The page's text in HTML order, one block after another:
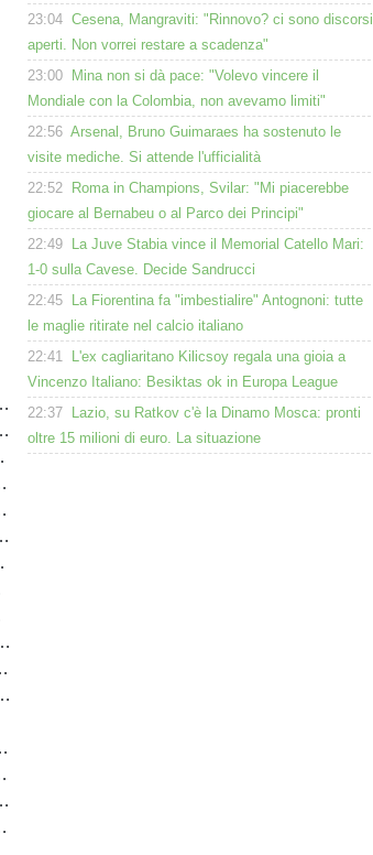
23:04 Cesena, Mangraviti: "Rinnovo? ci sono discorsi
aperti. Non vorrei restare a scadenza"
23:00
Mina non si dà pace: "Volevo vincere il
Mondiale con la Colombia, non avevamo limiti"
22:56 Arsenal, Bruno Guimaraes ha sostenuto le
visite mediche. Si attende l'ufficialità
22:52
Roma in Champions, Svilar: "Mi piacerebbe
giocare al Bernabeu o al Parco dei Principi"
22:49
La Juve Stabia vince il Memorial Catello Mari:
1-0 sulla Cavese. Decide Sandrucci
22:45
La Fiorentina fa "imbestialire" Antognoni: tutte
le maglie ritirate nel calcio italiano
22:41
L'ex cagliaritano Kilicsoy regala una gioia a
Vincenzo Italiano: Besiktas ok in Europa League
22:37
Lazio, su Ratkov c'è la Dinamo Mosca: pronti
oltre 15 milioni di euro. La situazione